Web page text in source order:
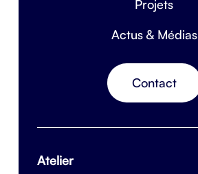
Projets
Actus & Médias
Contact
Atelier